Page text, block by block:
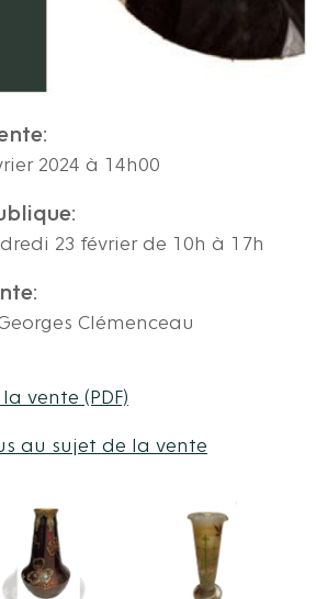
2024 à 14h00
23 février de 10h à 17h
Clémenceau
vente (PDF)
au sujet de la vente